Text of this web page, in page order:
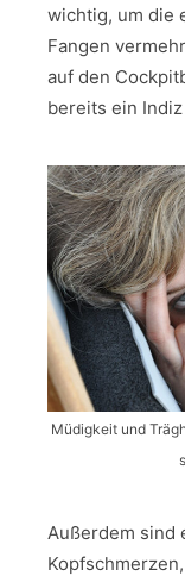
wichtig, um die
Fangen
auf den
bereits ein
Müdigkeit und
Außerdem sind